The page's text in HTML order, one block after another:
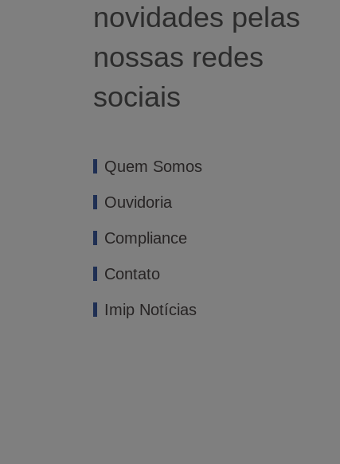
novidades pelas
nossas redes
sociais
Quem Somos
Ouvidoria
Compliance
Contato
Imip Notícias